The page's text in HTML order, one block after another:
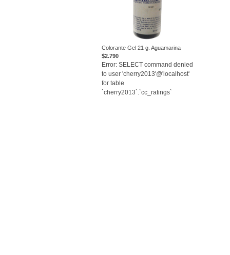
VER
Colorante Gel 21 g. Aguamarina
$2.790
Error: SELECT command denied
to user 'cherry2013'@'localhost'
for table
`cherry2013`.`cc_ratings`